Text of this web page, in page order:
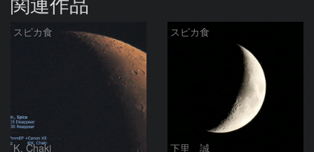
スピカ食
K. Chaki
スピカ食
下里 誠